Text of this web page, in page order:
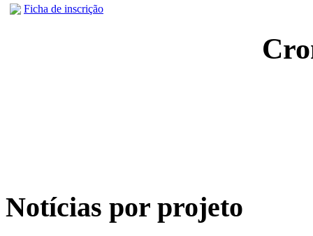
Ficha de inscrição
Notícias por projeto